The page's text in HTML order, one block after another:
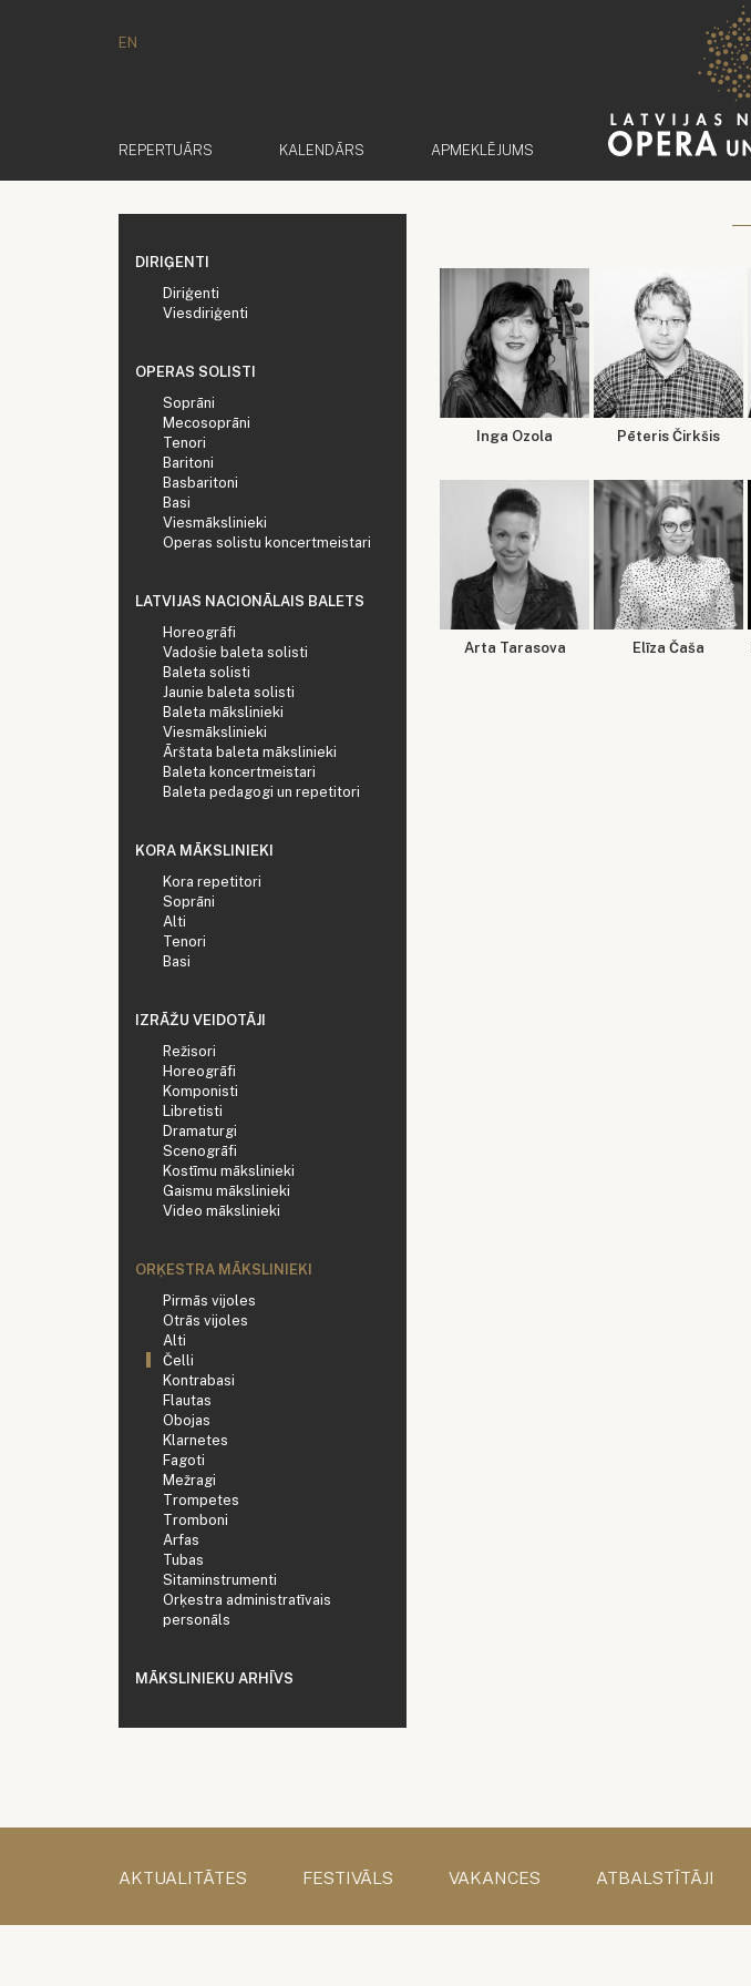
EN
REPERTUĀRS KALENDĀRS APMEKLĒJUMS
DIRIĢENTI
Diriģenti
Viesdiriģenti
OPERAS SOLISTI
Soprāni
Mecosoprāni
Tenori
Baritoni
Basbaritoni
Basi
Viesmākslinieki
Operas solistu koncertmeistari
LATVIJAS NACIONĀLAIS BALETS
Horeogrāfi
Vadošie baleta solisti
Baleta solisti
Jaunie baleta solisti
Baleta mākslinieki
Viesmākslinieki
Ārštata baleta mākslinieki
Baleta koncertmeistari
Baleta pedagogi un repetitori
KORA MĀKSLINIEKI
Kora repetitori
Soprāni
Alti
Tenori
Basi
IZRĀŽU VEIDOTĀJI
Režisori
Horeogrāfi
Komponisti
Libretisti
Dramaturgi
Scenogrāfi
Kostīmu mākslinieki
Gaismu mākslinieki
Video mākslinieki
ORĶESTRA MĀKSLINIEKI
Pirmās vijoles
Otrās vijoles
Alti
Čelli
Kontrabasi
Flautas
Obojas
Klarnetes
Fagoti
Mežragi
Trompetes
Tromboni
Arfas
Tubas
Sitaminstrumenti
Orķestra administratīvais
personāls
MĀKSLINIEKU ARHĪVS
Inga Ozola Pēteris Čirkšis
Arta Tarasova Elīza Čaša
AKTUALITĀTES FESTIVĀLS VAKANCES ATBALSTĪTĀJI